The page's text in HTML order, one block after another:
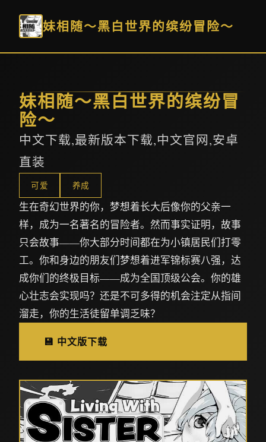
妹相随～黑白世界的缤纷冒险～
妹相随～黑白世界的缤纷冒
险～
中文下载,最新版本下载,中文官网,安卓
直装
可爱 养成
生在奇幻世界的你，梦想着长大后像你的父亲一
样，成为一名著名的冒险者。然而事实证明，故事
只会故事——你大部分时间都在为小镇居民们打零
工。你和身边的朋友们梦想着进军锦标赛八强，达
成你们的终极目标——成为全国顶级公会。你的雄
心壮志会实现吗？还是不可多得的机会注定从指间
溜走，你的生活徒留单调乏味？
💾 中文版下载